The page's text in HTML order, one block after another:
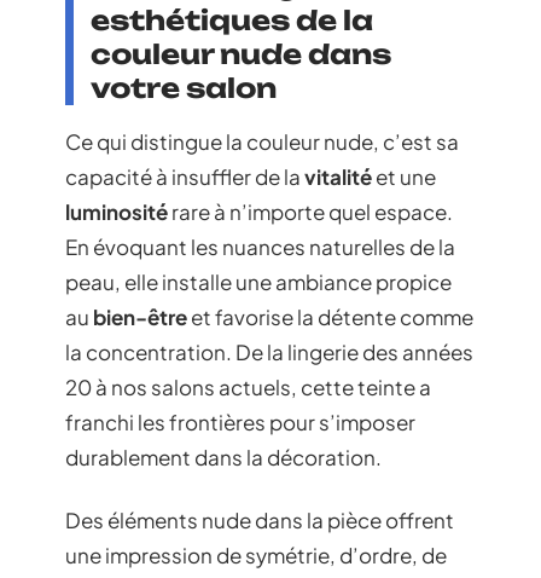
esthétiques de la
couleur nude dans
votre salon
Ce qui distingue la couleur nude, c’est sa
capacité à insuffler de lavitalitéet une
luminositérare à n’importe quel espace.
En évoquant les nuances naturelles de la
peau, elle installe une ambiance propice
au bien-êtreet favorise la détente comme
la concentration. De la lingerie des années
20 à nos salons actuels, cette teinte a
franchi les frontières pour s’imposer
durablement dans la décoration.
Des éléments nude dans la pièce offrent
une impression de symétrie, d’ordre, de